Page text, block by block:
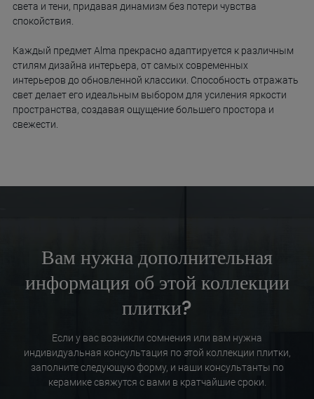
света и тени, придавая динамизм без потери чувства
спокойствия.
Каждый предмет Alma прекрасно адаптируется к различным
стилям дизайна интерьера, от самых современных
интерьеров до обновленной классики. Способность отражать
свет делает его идеальным выбором для усиления яркости
пространства, создавая ощущение большего простора и
свежести.
Вам нужна дополнительная
информация об этой коллекции
плитки?
Если у вас возникли сомнения или вам нужна
индивидуальная консультация по этой коллекции плитки,
заполните следующую форму, и наши консультанты по
керамике свяжутся с вами в кратчайшие сроки.